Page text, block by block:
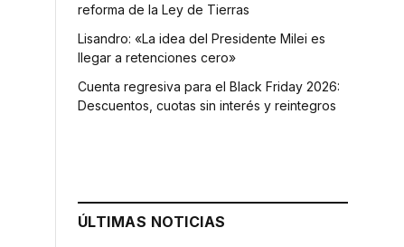
reforma de la Ley de Tierras
Lisandro: «La idea del Presidente Milei es
llegar a retenciones cero»
Cuenta regresiva para el Black Friday 2026:
Descuentos, cuotas sin interés y reintegros
ÚLTIMAS NOTICIAS